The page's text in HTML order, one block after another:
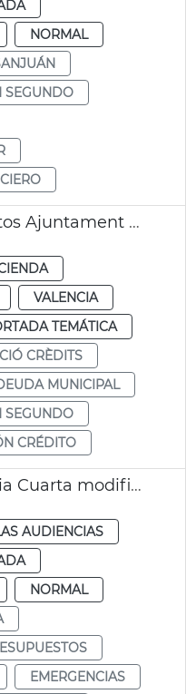
NORMAL
SEGUNDO
Modificación de créditos Ajuntament de València
VALENCIA
TEMÁTICA
CRÈDITS
MUNICIPAL
SEGUNDO
CRÉDITO
Ayuntamiento València Cuarta modificación de créditos necesidades dana
AUDIENCIAS
NORMAL
EMERGENCIAS